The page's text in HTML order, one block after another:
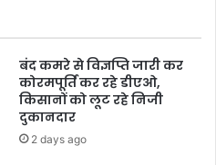
बंद कमरे से विज्ञप्ति जारी कर
कोरमपूर्ति कर रहे डीएओ,
किसानों को लूट रहे निजी
दुकानदार
2 days ago